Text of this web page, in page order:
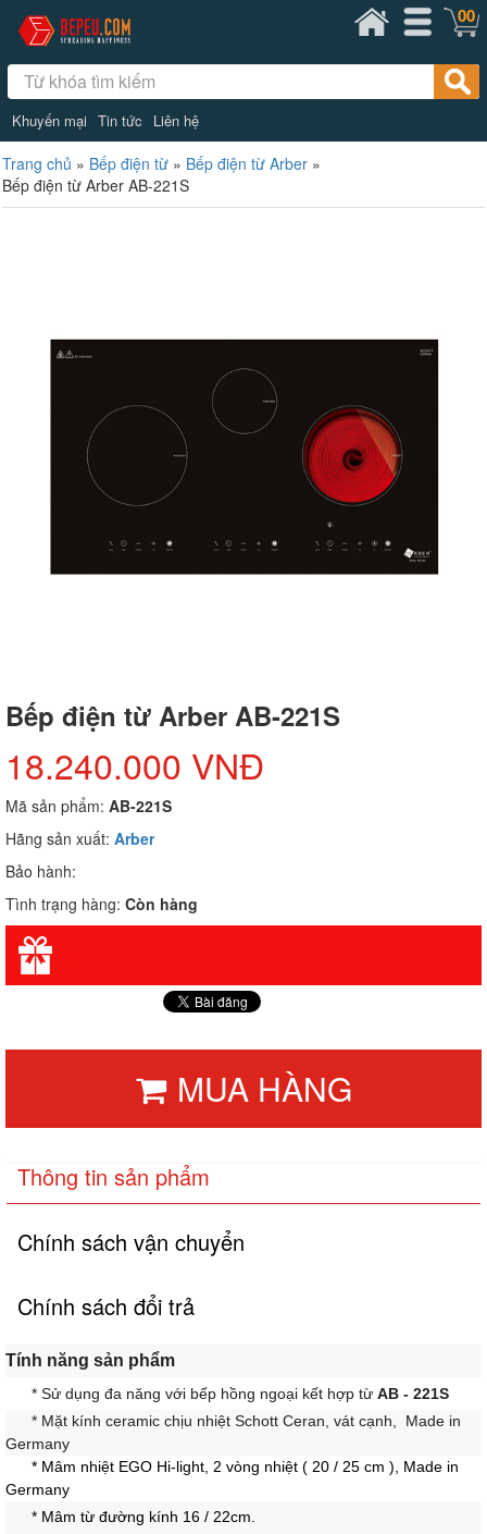
Khuyến mại Tin tức Liên hệ
00
Trang chủ » Bếp điện từ » Bếp điện từ Arber »
Bếp điện từ Arber AB-221S
Bếp điện từ Arber AB-221S
18.240.000 VNĐ
Mã sản phẩm: AB-221S
Hãng sản xuất: Arber
Bảo hành:
Tình trạng hàng: Còn hàng
MUA HÀNG
Thông tin sản phẩm
Chính sách vận chuyển
Chính sách đổi trả
Tính năng sản phẩm
* Sử dụng đa năng với bếp hồng ngoại kết hợp từ AB - 221S
* Mặt kính ceramic chịu nhiệt Schott Ceran, vát cạnh, Made in
Germany
* Mâm nhiệt EGO Hi-light, 2 vòng nhiệt ( 20 / 25 cm ), Made in
Germany
* Mâm từ đường kính 16 / 22cm.